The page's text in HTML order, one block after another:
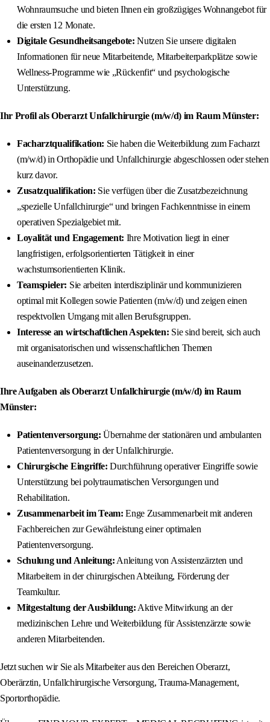
Wohnraumsuche und bieten Ihnen ein großzügiges Wohnangebot für
die ersten 12 Monate.
Digitale Gesundheitsangebote: Nutzen Sie unsere digitalen
Informationen für neue Mitarbeitende, Mitarbeiterparkplätze sowie
Wellness-Programme wie „Rückenfit“ und psychologische
Unterstützung.
Ihr Profil als Oberarzt Unfallchirurgie (m/w/d) im Raum Münster:
Facharztqualifikation: Sie haben die Weiterbildung zum Facharzt
(m/w/d) in Orthopädie und Unfallchirurgie abgeschlossen oder stehen
kurz davor.
Zusatzqualifikation: Sie verfügen über die Zusatzbezeichnung
„spezielle Unfallchirurgie“ und bringen Fachkenntnisse in einem
operativen Spezialgebiet mit.
Loyalität und Engagement: Ihre Motivation liegt in einer
langfristigen, erfolgsorientierten Tätigkeit in einer
wachstumsorientierten Klinik.
Teamspieler: Sie arbeiten interdisziplinär und kommunizieren
optimal mit Kollegen sowie Patienten (m/w/d) und zeigen einen
respektvollen Umgang mit allen Berufsgruppen.
Interesse an wirtschaftlichen Aspekten: Sie sind bereit, sich auch
mit organisatorischen und wissenschaftlichen Themen
auseinanderzusetzen.
Ihre Aufgaben als Oberarzt Unfallchirurgie (m/w/d) im Raum
Münster:
Patientenversorgung: Übernahme der stationären und ambulanten
Patientenversorgung in der Unfallchirurgie.
Chirurgische Eingriffe: Durchführung operativer Eingriffe sowie
Unterstützung bei polytraumatischen Versorgungen und
Rehabilitation.
Zusammenarbeit im Team: Enge Zusammenarbeit mit anderen
Fachbereichen zur Gewährleistung einer optimalen
Patientenversorgung.
Schulung und Anleitung: Anleitung von Assistenzärzten und
Mitarbeitern in der chirurgischen Abteilung, Förderung der
Teamkultur.
Mitgestaltung der Ausbildung: Aktive Mitwirkung an der
medizinischen Lehre und Weiterbildung für Assistenzärzte sowie
anderen Mitarbeitenden.
Jetzt suchen wir Sie als Mitarbeiter aus den Bereichen Oberarzt,
Oberärztin, Unfallchirurgische Versorgung, Trauma-Management,
Sportorthopädie.